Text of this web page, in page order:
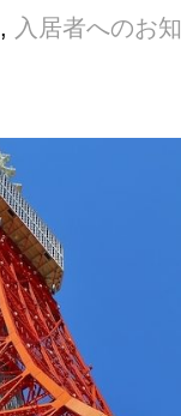
, 入居者へのお知